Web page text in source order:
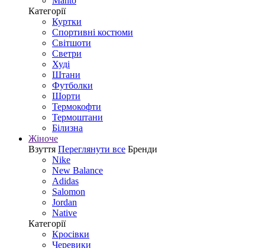
Категорії
Куртки
Спортивні костюми
Світшоти
Светри
Худі
Штани
Футболки
Шорти
Термокофти
Термоштани
Білизна
Жіноче
Взуття Переглянути все Бренди
Nike
New Balance
Adidas
Salomon
Jordan
Native
Категорії
Кросівки
Черевики